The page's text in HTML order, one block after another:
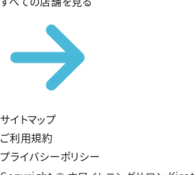
サイトマップ
ご利用規約
プライバシーポリシー